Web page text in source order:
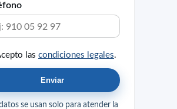
las condiciones legales
Enviar
se usan solo para atender la